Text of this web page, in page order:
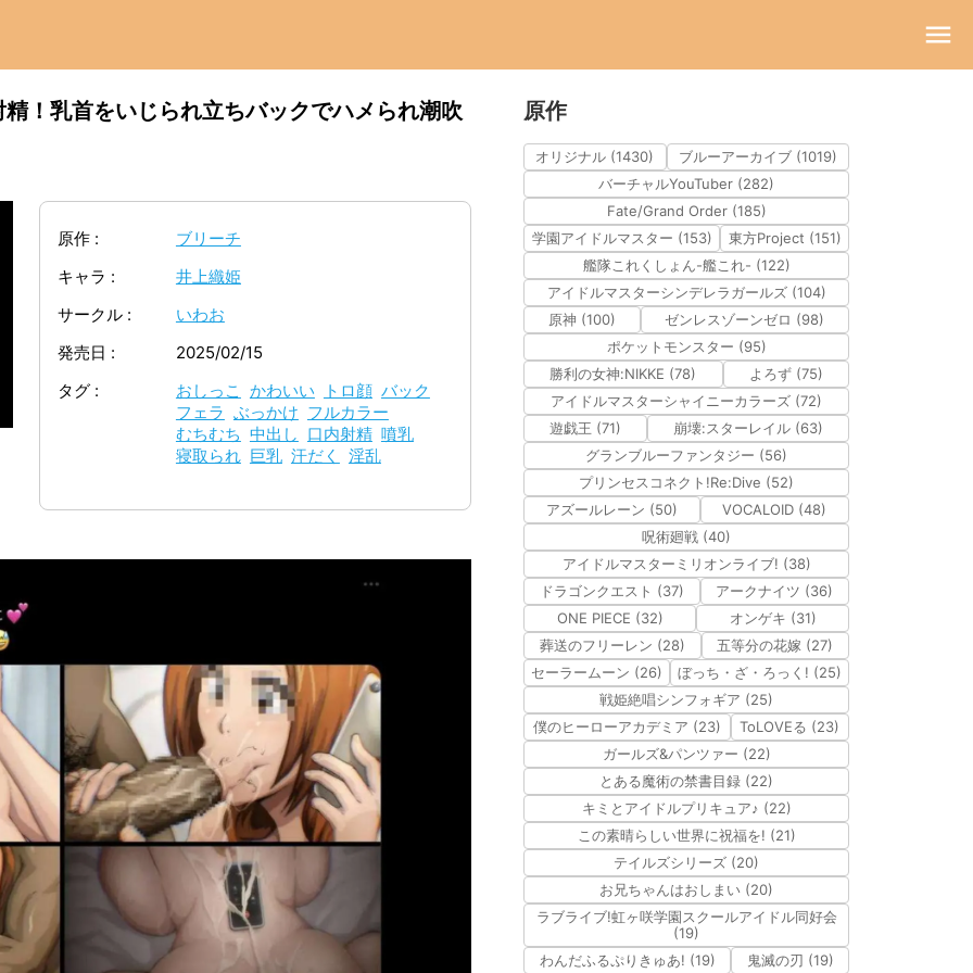
！乳首をいじられ立ちバックでハメられ潮吹
原作
ブリーチ
キャラ
井上織姫
サークル
いわお
発売日
2025/02/15
タグ
おしっこ かわいい トロ顔 バック
フェラ ぶっかけ フルカラー
むちむち 中出し 口内射精 噴乳
寝取られ 巨乳 汗だく 淫乱
原作
オリジナル (1430)
ブルーアーカイブ (1019)
バーチャルYouTuber (282)
Fate/Grand Order (185)
学園アイドルマスター (153)
東方Project (151)
艦隊これくしょん-艦これ- (122)
アイドルマスターシンデレラガールズ (104)
原神 (100)
ゼンレスゾーンゼロ (98)
ポケットモンスター (95)
勝利の女神:NIKKE (78)
よろず (75)
アイドルマスターシャイニーカラーズ (72)
遊戯王 (71)
崩壊:スターレイル (63)
グランブルーファンタジー (56)
プリンセスコネクト!Re:Dive (52)
アズールレーン (50)
VOCALOID (48)
呪術廻戦 (40)
アイドルマスターミリオンライブ! (38)
ドラゴンクエスト (37)
アークナイツ (36)
ONE PIECE (32)
オンゲキ (31)
葬送のフリーレン (28)
五等分の花嫁 (27)
セーラームーン (26)
ぼっち・ざ・ろっく! (25)
戦姫絶唱シンフォギア (25)
僕のヒーローアカデミア (23)
ToLOVEる (23)
ガールズ&パンツァー (22)
とある魔術の禁書目録 (22)
キミとアイドルプリキュア♪ (22)
この素晴らしい世界に祝福を! (21)
テイルズシリーズ (20)
お兄ちゃんはおしまい (20)
ラブライブ!虹ヶ咲学園スクールアイドル同好会
(19)
わんだふるぷりきゅあ! (19)
鬼滅の刃 (19)